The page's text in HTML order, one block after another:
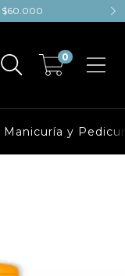
$60.000
0
Manicuría y